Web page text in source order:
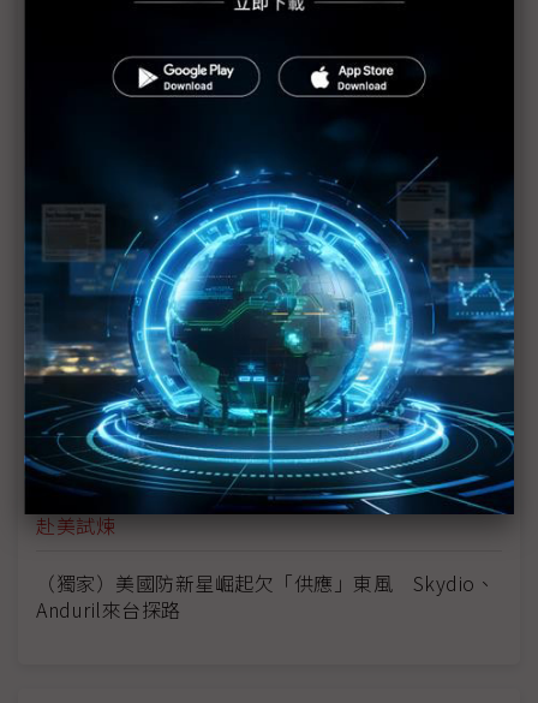
創辦人來台親自面交 Anduril攻擊無人機創最快軍購
看好台灣擁獨特優勢 美國國防獨角獸Anduril來台設
發展反小型無人機技術迫在眉睫（二）
台美國防AI合作增 三大面向秀端倪
發展反小型無人機技術迫在眉睫（一）
翻轉歐洲軍武版圖 Helsing以AI鑄造低成本「無人防
線」
BlueUAS要在地化不要MIT 台無人載具供應鏈面臨
赴美試煉
（獨家）美國防新星崛起欠「供應」東風 Skydio、
Anduril來台探路